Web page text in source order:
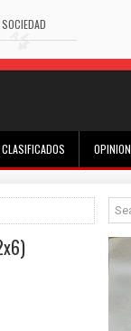
SOCIEDAD
CLASIFICADOS OPINION